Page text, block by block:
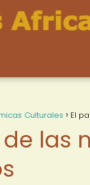
Culturales El
las